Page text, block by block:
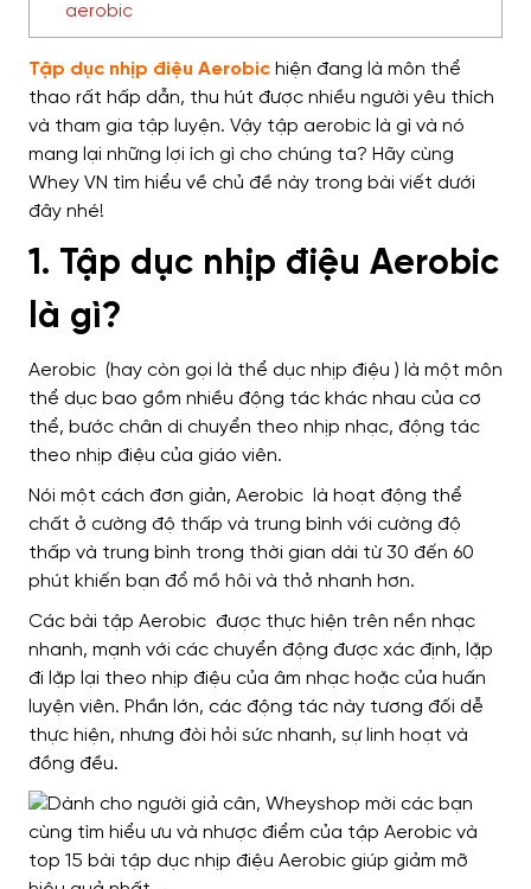
aerobic
Tập dục nhịp điệu Aerobic hiện đang là môn thể
thao rất hấp dẫn, thu hút được nhiều người yêu thích
và tham gia tập luyện. Vậy tập aerobic là gì và nó
mang lại những lợi ích gì cho chúng ta? Hãy cùng
Whey VN tìm hiểu về chủ đề này trong bài viết dưới
đây nhé!
1. Tập dục nhịp điệu Aerobic
là gì?
Aerobic (hay còn gọi là thể dục nhịp điệu ) là một môn
thể dục bao gồm nhiều động tác khác nhau của cơ
thể, bước chân di chuyển theo nhịp nhạc, động tác
theo nhịp điệu của giáo viên.
Nói một cách đơn giản, Aerobic là hoạt động thể
chất ở cường độ thấp và trung bình với cường độ
thấp và trung bình trong thời gian dài từ 30 đến 60
phút khiến bạn đổ mồ hôi và thở nhanh hơn.
Các bài tập Aerobic được thực hiện trên nền nhạc
nhanh, mạnh với các chuyển động được xác định, lặp
đi lặp lại theo nhịp điệu của âm nhạc hoặc của huấn
luyện viên. Phần lớn, các động tác này tương đối dễ
thực hiện, nhưng đòi hỏi sức nhanh, sự linh hoạt và
đồng đều.